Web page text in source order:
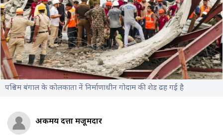
पश्चिम बंगाल के कोलकाता नें निर्माणाधीन गोदाम की शेड ढह गई है
अर्कमय दत्ता मजूमदार